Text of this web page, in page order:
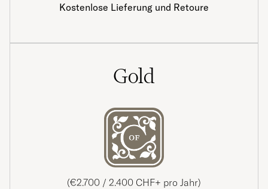
Kostenlose Lieferung und Retoure
Gold
(€2.700 / 2.400 CHF+ pro Jahr)